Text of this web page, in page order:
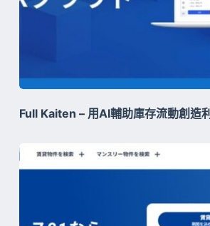
Full Kaiten – 用AI輔助庫存流動創造